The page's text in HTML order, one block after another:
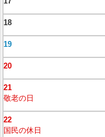
18
19
20
21
敬老の日
22
国民の休日